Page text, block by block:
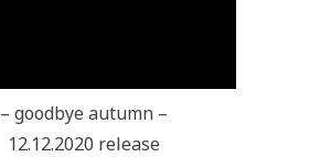
– goodbye autumn –
12.12.2020 release